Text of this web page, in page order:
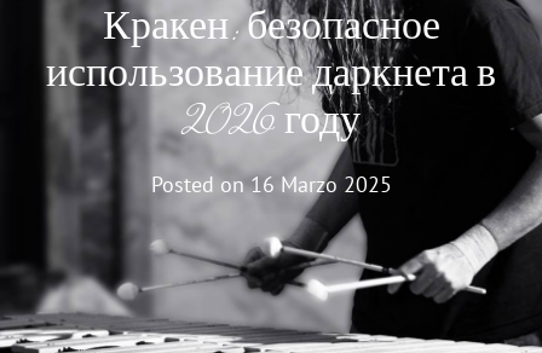
Кракен: безопасное
использование даркнета в
2026 году
Posted on16 Marzo 2025